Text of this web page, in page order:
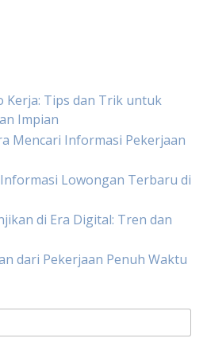
Kerja: Tips dan Trik untuk
Impian
Mencari Informasi Pekerjaan
Lowongan Terbaru di
di Era Digital: Tren dan
dari Pekerjaan Penuh Waktu